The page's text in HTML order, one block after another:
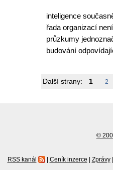
inteligence
řada organizací
průzkumy
budování
Další strany: 1 2
©
RSS kanál | Ceník inzerce | Zprávy |